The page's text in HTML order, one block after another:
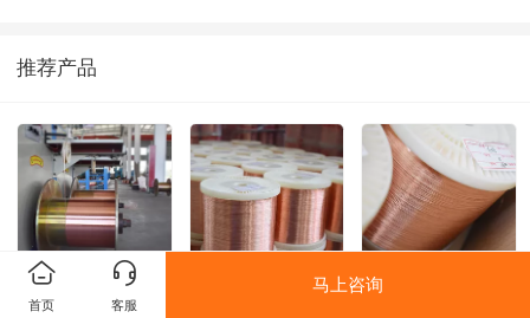
推荐产品
铜丝铜线绞线
首页 客服
马上咨询